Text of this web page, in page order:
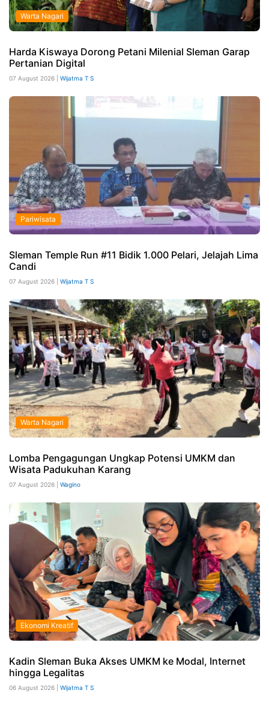
Warta Nagari
Harda Kiswaya Dorong Petani Milenial Sleman Garap
Pertanian Digital
07 August 2026 | Wijatma T S
Pariwisata
Sleman Temple Run #11 Bidik 1.000 Pelari, Jelajah Lima
Candi
07 August 2026 | Wijatma T S
Warta Nagari
Lomba Pengagungan Ungkap Potensi UMKM dan
Wisata Padukuhan Karang
07 August 2026 | Wagino
Ekonomi Kreatif
Kadin Sleman Buka Akses UMKM ke Modal, Internet
hingga Legalitas
06 August 2026 | Wijatma T S